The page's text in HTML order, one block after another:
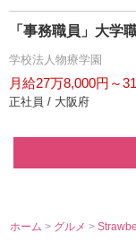
「事務職員」大学
学校法人物療学園
月給27万8,000円～
正社員 / 大阪府
ホーム > グルメ>